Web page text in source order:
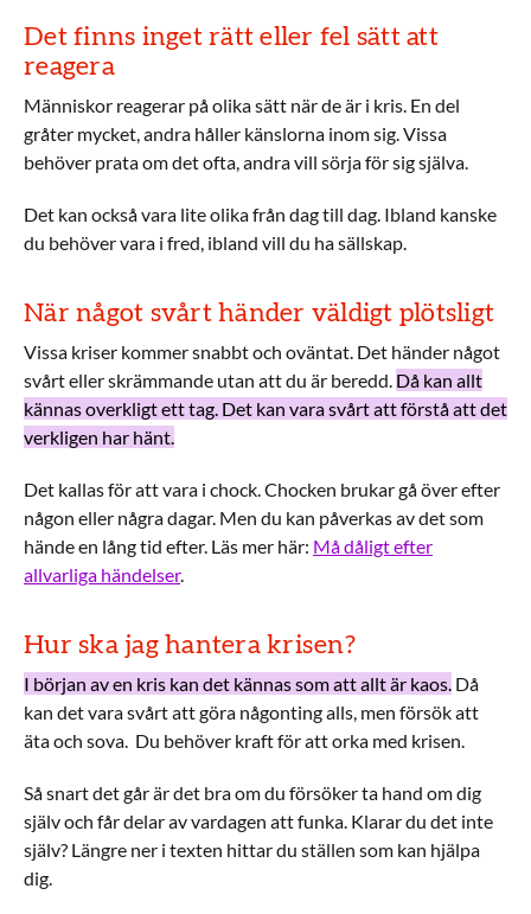
Det finns inget rätt eller fel sätt att
reagera
Människor reagerar på olika sätt när de är i kris. En del
gråter mycket, andra håller känslorna inom sig. Vissa
behöver prata om det ofta, andra vill sörja för sig själva.
Det kan också vara lite olika från dag till dag. Ibland kanske
du behöver vara i fred, ibland vill du ha sällskap.
När något svårt händer väldigt plötsligt
Vissa kriser kommer snabbt och oväntat. Det händer något
svårt eller skrämmande utan att du är beredd. Då kan allt
kännas overkligt ett tag. Det kan vara svårt att förstå att det
verkligen har hänt.
Det kallas för att vara i chock. Chocken brukar gå över efter
någon eller några dagar. Men du kan påverkas av det som
hände en lång tid efter. Läs mer här: Må dåligt efter
allvarliga händelser.
Hur ska jag hantera krisen?
I början av en kris kan det kännas som att allt är kaos. Då
kan det vara svårt att göra någonting alls, men försök att
äta och sova. Du behöver kraft för att orka med krisen.
Så snart det går är det bra om du försöker ta hand om dig
själv och får delar av vardagen att funka. Klarar du det inte
själv? Längre ner i texten hittar du ställen som kan hjälpa
dig.